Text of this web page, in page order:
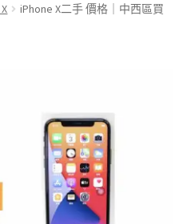
iPhone X二手 價格｜中西區買